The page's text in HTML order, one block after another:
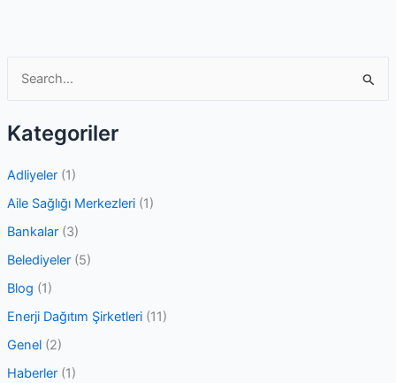
r
c
h
Kategoriler
Adliyeler(1)
Aile Sağlığı Merkezleri(1)
Bankalar(3)
Belediyeler(5)
Blog (1)
Enerji Dağıtım Şirketleri(11)
Genel(2)
Haberler(1)